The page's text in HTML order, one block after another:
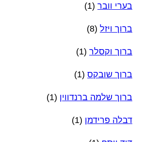
בערי וובר (1)
ברוך ויזל (8)
ברוך וקסלר (1)
ברוך שובקס (1)
ברוך שלמה ברנדווין (1)
דבלה פרידמן (1)